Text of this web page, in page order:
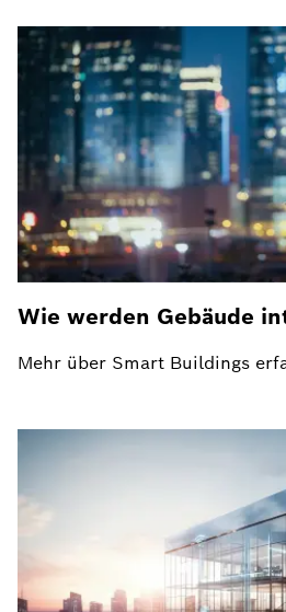
Wie werden Gebäude
Mehr über Smart Buildings